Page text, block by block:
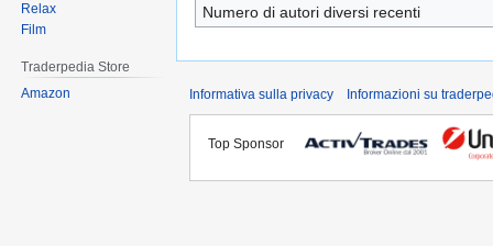
Numero di autori diversi recenti
Relax
Film
Traderpedia Store
Amazon
Informativa sulla privacy Informazioni su
Top Sponsor